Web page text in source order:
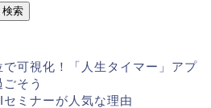
検索
可視化！「人生タイマー」アプ
そう
ミナーが人気な理由